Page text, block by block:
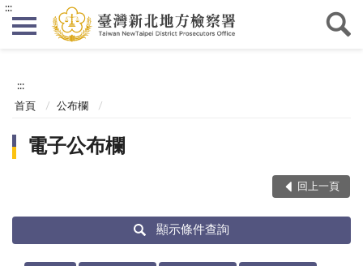
:::
:::
首頁 公布欄
電子公布欄
回上一頁
顯示條件查詢